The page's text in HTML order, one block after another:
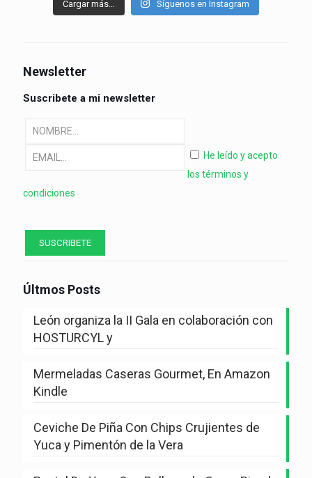
Cargar más… Síguenos en Instagram
Newsletter
Suscribete a mi newsletter
He leído y acepto
los términos y
condiciones
Últmos Posts
León organiza la II Gala en colaboración con
HOSTURCYL y
Mermeladas Caseras Gourmet, En Amazon
Kindle
Ceviche De Piña Con Chips Crujientes de
Yuca y Pimentón de la Vera